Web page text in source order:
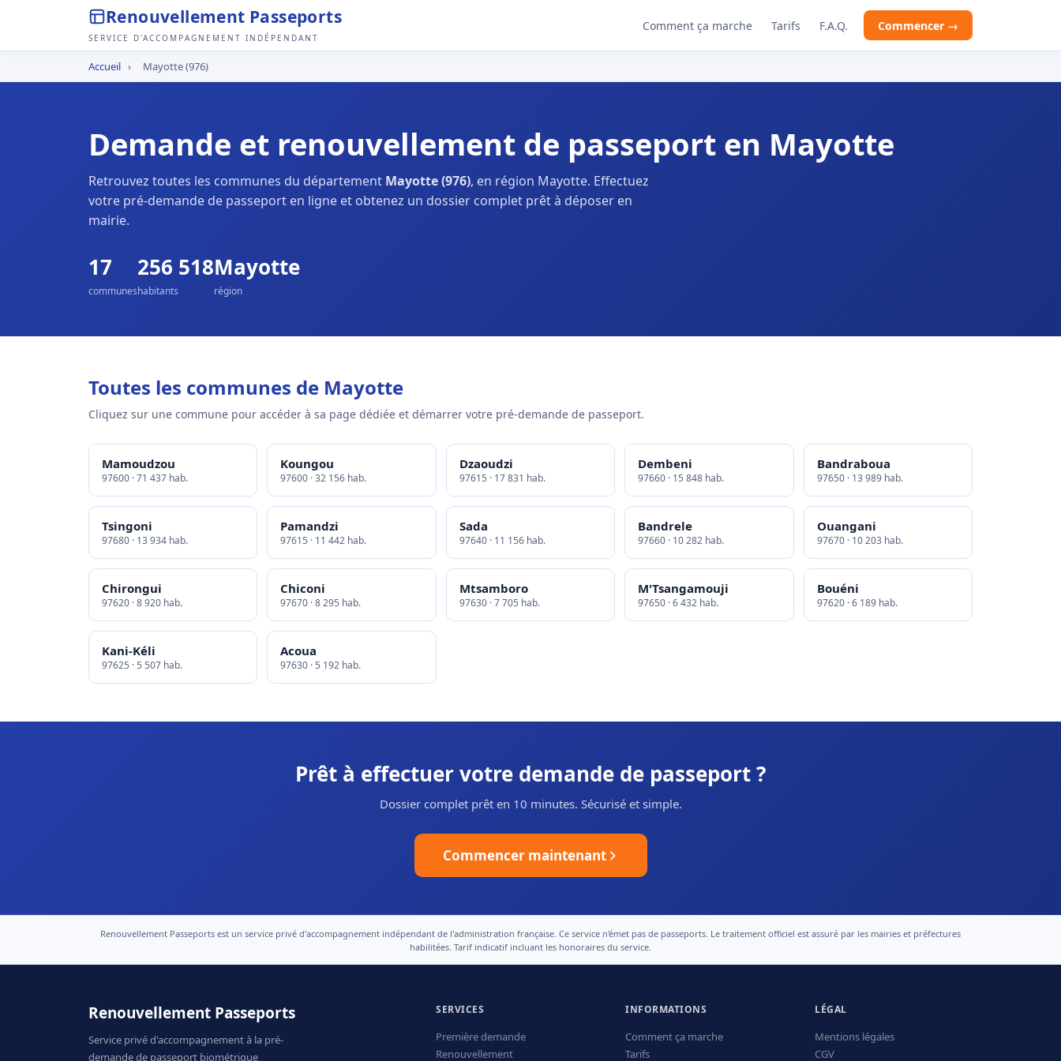
Renouvellement Passeports
SERVICE D'ACCOMPAGNEMENT INDÉPENDANT
Comment ça marche Tarifs F.A.Q. Commencer →
Accueil › Mayotte (976)
Demande et renouvellement de passeport en Mayotte
Retrouvez toutes les communes du département Mayotte (976), en région Mayotte. Effectuez
votre pré-demande de passeport en ligne et obtenez un dossier complet prêt à déposer en
mairie.
17
communes
256 518
habitants
Mayotte
région
Toutes les communes de Mayotte
Cliquez sur une commune pour accéder à sa page dédiée et démarrer votre pré-demande de passeport.
Mamoudzou
97600 · 71 437 hab.
Koungou
97600 · 32 156 hab.
Dzaoudzi
97615 · 17 831 hab.
Dembeni
97660 · 15 848 hab.
Bandraboua
97650 · 13 989 hab.
Tsingoni
97680 · 13 934 hab.
Pamandzi
97615 · 11 442 hab.
Sada
97640 · 11 156 hab.
Bandrele
97660 · 10 282 hab.
Ouangani
97670 · 10 203 hab.
Chirongui
97620 · 8 920 hab.
Chiconi
97670 · 8 295 hab.
Mtsamboro
97630 · 7 705 hab.
M'Tsangamouji
97650 · 6 432 hab.
Bouéni
97620 · 6 189 hab.
Kani-Kéli
97625 · 5 507 hab.
Acoua
97630 · 5 192 hab.
Prêt à effectuer votre demande de passeport ?
Dossier complet prêt en 10 minutes. Sécurisé et simple.
Commencer maintenant
Renouvellement Passeports est un service privé d'accompagnement indépendant de l'administration française. Ce service n'émet pas de passeports. Le traitement officiel est assuré par les mairies et préfectures
habilitées. Tarif indicatif incluant les honoraires du service.
Renouvellement Passeports
Service privé d'accompagnement à la pré-
demande de passeport biométrique
SERVICES
Première demande
Renouvellement
INFORMATIONS
Comment ça marche
Tarifs
LÉGAL
Mentions légales
CGV